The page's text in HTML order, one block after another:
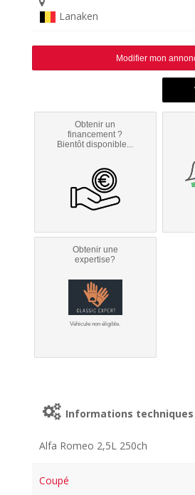
Lanaken
Modifier mon
Obtenir un
financement ?
Bientôt disponible...
Obtenir une
expertise?
Véhicule non éligible.
Informations techniques
Alfa Romeo 2,5L 250ch
Coupé